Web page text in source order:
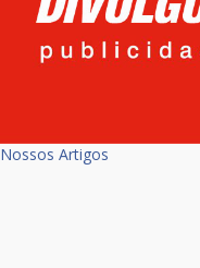
Nossos Artigos